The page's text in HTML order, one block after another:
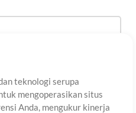
teknologi serupa
mengoperasikan situs
Anda, mengukur kinerja
Masuk